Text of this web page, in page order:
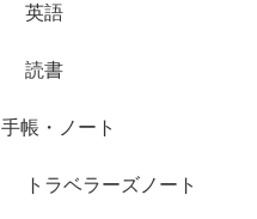
英語
読書
手帳・ノート
トラベラーズノート